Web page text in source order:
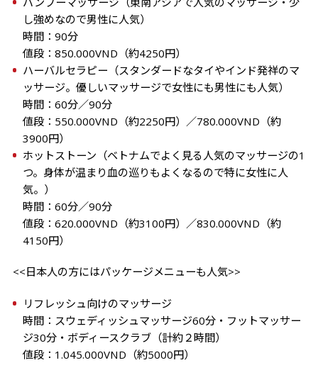
値段：850.000VND（約4250円）
ハーバルセラピー（スタンダードなタイやインド発祥のマ
値段：550.000VND（約2250円）／780.000VND（約
3900円）
ホットストーン（ベトナムでよく見る人気のマッサージの1
つ。身体が温まり血の巡りもよくなるので特に女性に人
値段：620.000VND（約3100円）／830.000VND（約
4150円）
<<日本人の方にはパッケージメニューも人気>>
時間：スウェディッシュマッサージ60分・フットマッサー
値段：1.045.000VND（約5000円）